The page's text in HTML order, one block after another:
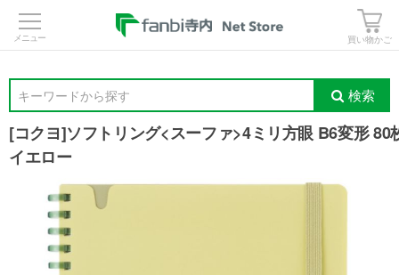
買い物かご
キーワードから探す 検索
[コクヨ]ソフトリング<スーファ>4ミリ方眼 B6変形 80
イエロー